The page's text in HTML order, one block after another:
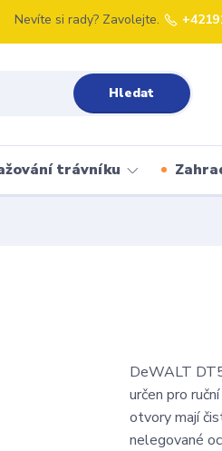
Hledat
Nevíte si rady? Zavolejte.
trávníku
DeWALT
určen pro
otvory mají
nelegované